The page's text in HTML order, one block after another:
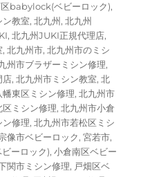
区babylock(ベビーロック),
ン教室,北九州,北九州
,北九州JUKI正規代理店,
,北九州市,北九州市のミシ
州市ブラザーミシン修理,
店,北九州市ミシン教室,北
幡東区ミシン修理,北九州市
区ミシン修理,北九州市小倉
ン修理,北九州市若松区ミシ
像市ベビーロック,宮若市,
ーロック),小倉南区ベビー
関市ミシン修理, 戸畑区ベ